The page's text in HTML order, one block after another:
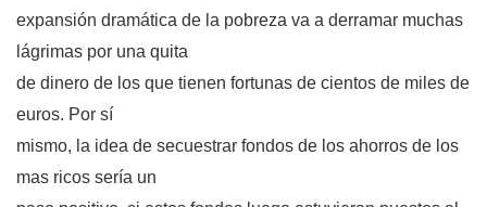
expansión dramática de la pobreza va a derramar muchas
lágrimas por una quita
de dinero de los que tienen fortunas de cientos de miles de
euros. Por sí
mismo, la idea de secuestrar fondos de los ahorros de los
mas ricos sería un